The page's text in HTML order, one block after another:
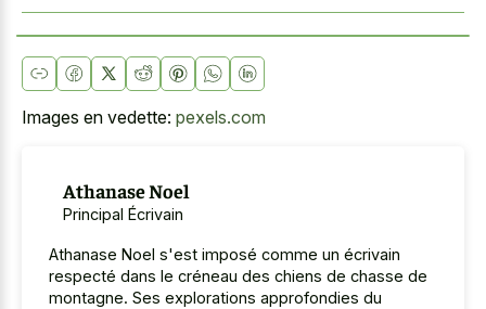
Images en vedette: pexels.com
Athanase Noel
Principal Écrivain
Athanase Noel s'est imposé comme un écrivain
respecté dans le créneau des chiens de chasse de
montagne. Ses explorations approfondies du